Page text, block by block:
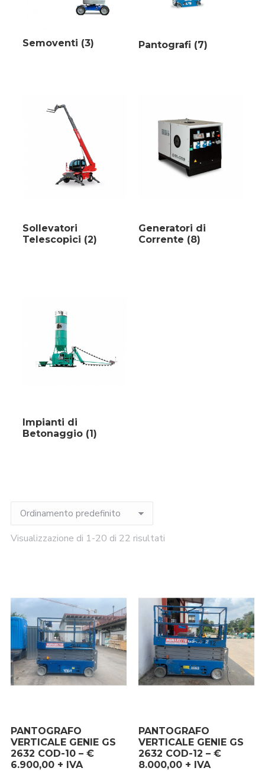
Semoventi (3) Pantografi (7)
Sollevatori
Telescopici (2)
Generatori di
Corrente (8)
Impianti di
Betonaggio (1)
Visualizzazione di 1-20 di 22 risultati
PANTOGRAFO
VERTICALE GENIE GS
2632 COD-10 – €
6.900,00 + IVA
PANTOGRAFO
VERTICALE GENIE GS
2632 COD-12 – €
8.000,00 + IVA